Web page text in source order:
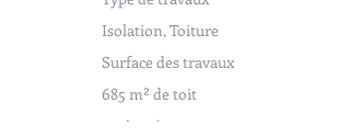
Isolation, Toiture
Surface des travaux
685 m² de toit
Année